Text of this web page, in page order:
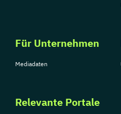
Für Unternehmen
Mediadaten
Relevante Portale